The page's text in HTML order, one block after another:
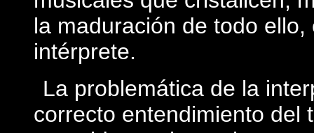
la maduración de todo
intérprete.
La problemática de la
correcto entendimiento del